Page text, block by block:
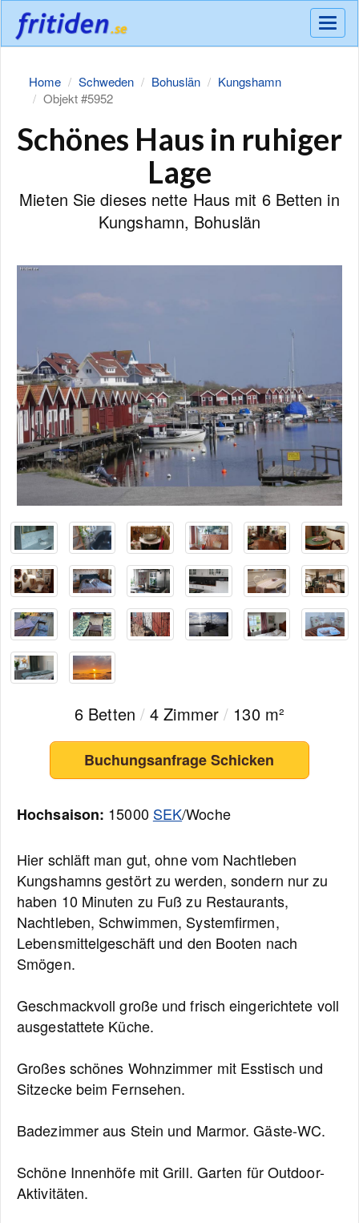
Meny
Home Schweden Bohuslän
Kungshamn
Objekt #5952
Schönes Haus in ruhiger
Lage
Mieten Sie dieses nette Haus mit 6 Betten in
Kungshamn, Bohuslän
6 Betten / 4 Zimmer/ 130 m²
Buchungsanfrage Schicken
Hochsaison: 15000 SEK/Woche
Hier schläft man gut, ohne vom Nachtleben
Kungshamns gestört zu werden, sondern nur zu
haben 10 Minuten zu Fuß zu Restaurants,
Nachtleben, Schwimmen, Systemfirmen,
Lebensmittelgeschäft und den Booten nach
Smögen.
Geschmackvoll große und frisch eingerichtete voll
ausgestattete Küche.
Großes schönes Wohnzimmer mit Esstisch und
Sitzecke beim Fernsehen.
Badezimmer aus Stein und Marmor. Gäste-WC.
Schöne Innenhöfe mit Grill. Garten für Outdoor-
Aktivitäten.